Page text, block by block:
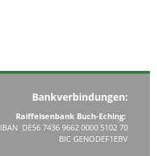
Bankverbindungen:
Raiffeisenbank Buch-Eching:
IBAN DE56 7436 9662 0000 5102 70
BIC GENODEF1EBV